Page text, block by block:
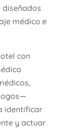
médico e
con
identificar
y actuar